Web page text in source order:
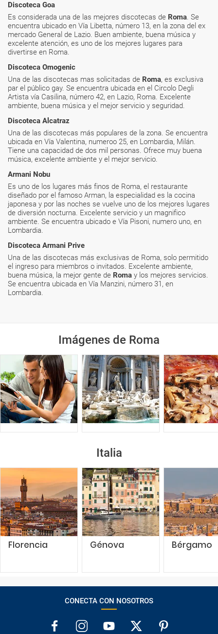
Discoteca Goa
Es considerada una de las mejores discotecas de Roma. Se
encuentra ubicado en Vía Libetta, número 13, en la zona del ex
mercado General de Lazio. Buen ambiente, buena música y
excelente atención, es uno de los mejores lugares para
divertirse en Roma.
Discoteca Omogenic
Una de las discotecas mas solicitadas de Roma, es exclusiva
par el público gay. Se encuentra ubicada en el Circolo Degli
Artista vía Casilina, número 42, en Lazio, Roma. Excelente
ambiente, buena música y el mejor servicio y seguridad.
Discoteca Alcatraz
Una de las discotecas más populares de la zona. Se encuentra
ubicada en Vía Valentina, numeroo 25, en Lombardia, Milán.
Tiene una capacidad de dos mil personas. Ofrece muy buena
música, excelente ambiente y el mejor servicio.
Armani Nobu
Es uno de los lugares más finos de Roma, el restaurante
diseñado por el famoso Arman, la especialidad es la cocina
japonesa y por las noches se vuelve uno de los mejores lugares
de diversión nocturna. Excelente servicio y un magnifico
ambiente. Se encuentra ubicado e Vía Pisoni, numero uno, en
Lombardia.
Discoteca Armani Prive
Una de las discotecas más exclusivas de Roma, solo permitido
el ingreso para miembros o invitados. Excelente ambiente,
buena música, la mejor gente de Roma y los mejores servicios.
Se encuentra ubicada en Vía Manzini, número 31, en
Lombardia.
Imágenes de Roma
Italia
Florencia Génova Bérgamo
CONECTA CON NOSOTROS